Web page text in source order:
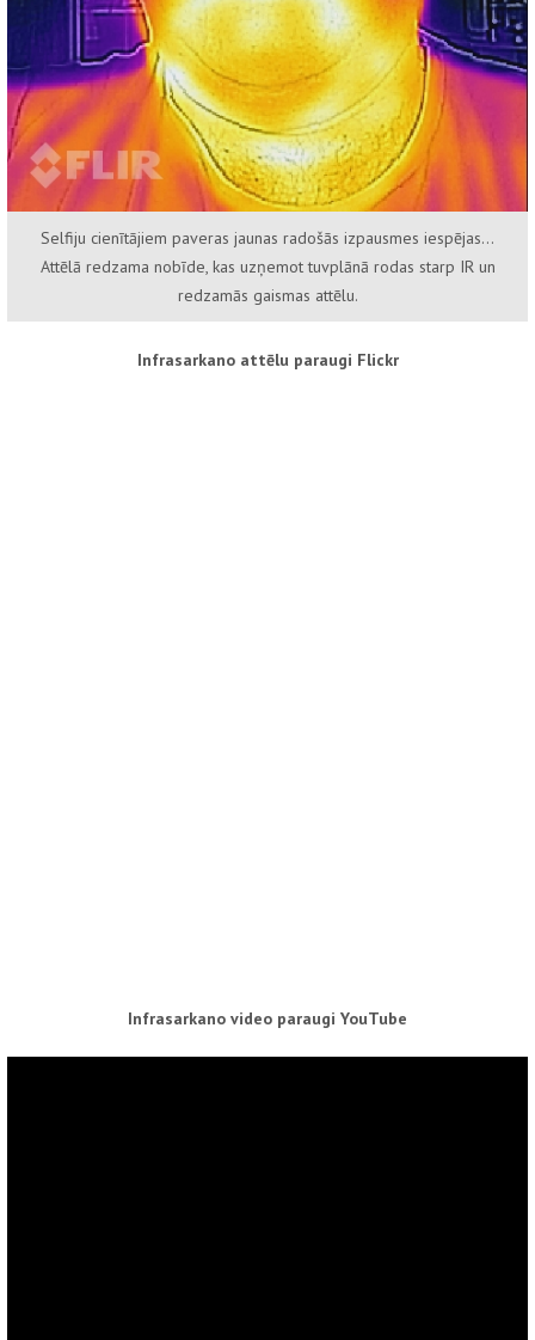
Selfiju cienītājiem paveras jaunas radošās izpausmes iespējas...
Attēlā redzama nobīde, kas uzņemot tuvplānā rodas starp IR un
redzamās gaismas attēlu.
Infrasarkano attēlu paraugi Flickr
Infrasarkano video paraugi YouTube